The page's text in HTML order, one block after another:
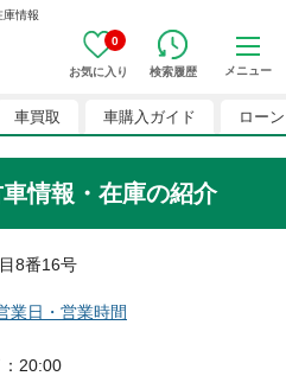
庫情報
0
お気に入り 検索履歴 メニュー
車買取 車購入ガイド ローン
情報・在庫の紹介
8番16号
業日・営業時間
： 20:00